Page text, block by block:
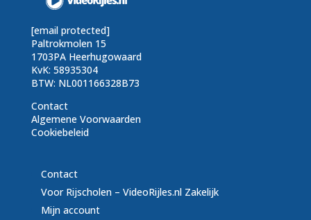
[email protected]
Paltrokmolen 15
1703PA Heerhugowaard
KvK: 58935304
BTW: NL001166328B73
Contact
Algemene Voorwaarden
Cookiebeleid
Contact
Voor Rijscholen – VideoRijles.nl Zakelijk
Mijn account